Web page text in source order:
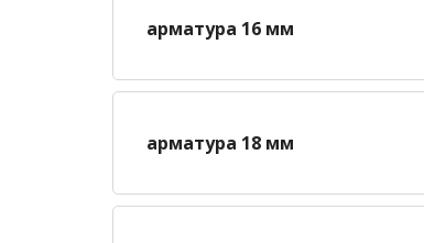
арматура 16 мм
арматура 18 мм